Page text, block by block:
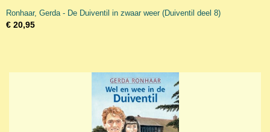
Ronhaar, Gerda - De Duiventil in zwaar weer (Duiventil deel 8)
€ 20,95